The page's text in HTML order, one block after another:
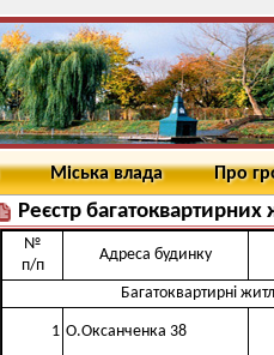
Міська влада Про
Реєстр
№
п/п
Адреса будинку
Багатоквартирні
1 О.Оксанченка 38